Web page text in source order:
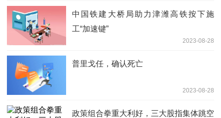
中国铁建大桥局助力津潍高铁按下施
工“加速键”
2023-08-28
普里戈任，确认死亡
2023-08-28
政策组合拳重大利好，三大股指集体跳空